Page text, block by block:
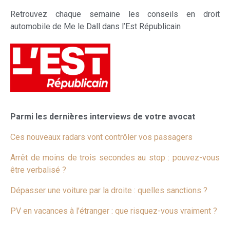
Retrouvez chaque semaine les conseils en droit
automobile de Me le Dall dans l’Est Républicain
Parmi les dernières interviews de votre avocat
Ces nouveaux radars vont contrôler vos passagers
Arrêt de moins de trois secondes au stop : pouvez-vous
être verbalisé ?
Dépasser une voiture par la droite : quelles sanctions ?
PV en vacances à l’étranger : que risquez-vous vraiment ?